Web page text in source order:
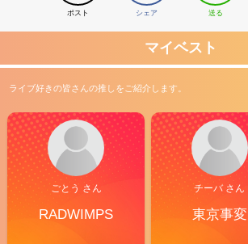
ポスト シェア 送る
マイベスト
ライブ好きの皆さんの推しをご紹介します。
ごとう さん
RADWIMPS
チーバ さん
東京事変